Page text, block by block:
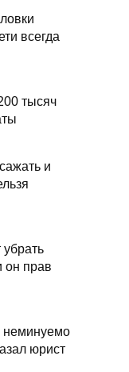
всегда
тысяч
и
он прав
неминуемо
юрист